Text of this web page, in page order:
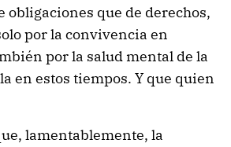
obligaciones que de derechos,
por la convivencia en
por la salud mental de la
en estos tiempos. Y que quien
lamentablemente, la